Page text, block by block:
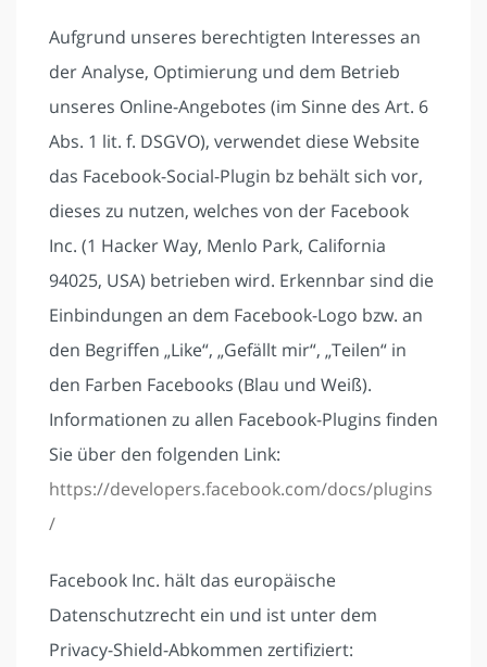
Aufgrund unseres berechtigten Interesses an
der Analyse, Optimierung und dem Betrieb
unseres Online-Angebotes (im Sinne des Art. 6
Abs. 1 lit. f. DSGVO), verwendet diese Website
das Facebook-Social-Plugin bz behält sich vor,
dieses zu nutzen, welches von der Facebook
Inc. (1 Hacker Way, Menlo Park, California
94025, USA) betrieben wird. Erkennbar sind die
Einbindungen an dem Facebook-Logo bzw. an
den Begriffen „Like“, „Gefällt mir“, „Teilen“ in
den Farben Facebooks (Blau und Weiß).
Informationen zu allen Facebook-Plugins finden
Sie über den folgenden Link:
https://developers.facebook.com/docs/plugins
/
Facebook Inc. hält das europäische
Datenschutzrecht ein und ist unter dem
Privacy-Shield-Abkommen zertifiziert: